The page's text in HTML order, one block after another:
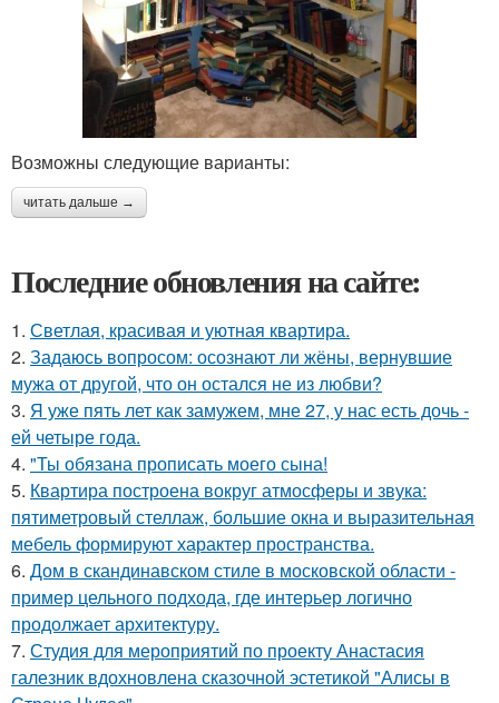
Возможны следующие варианты:
читать дальше →
Последние обновления на сайте:
1. Светлая, красивая и уютная квартира.
2. Задаюсь вопросом: осознают ли жёны, вернувшие
мужа от другой, что он остался не из любви?
3. Я уже пять лет как замужем, мне 27, у нас есть дочь -
ей четыре года.
4. "Ты обязана прописать моего сына!
5. Квартира построена вокруг атмосферы и звука:
пятиметровый стеллаж, большие окна и выразительная
мебель формируют характер пространства.
6. Дом в скандинавском стиле в московской области -
пример цельного подхода, где интерьер логично
продолжает архитектуру.
7. Студия для мероприятий по проекту Анастасия
галезник вдохновлена сказочной эстетикой "Алисы в